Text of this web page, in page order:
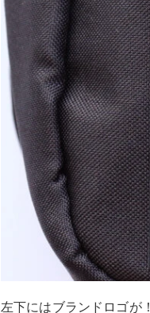
左下にはブランドロゴが！